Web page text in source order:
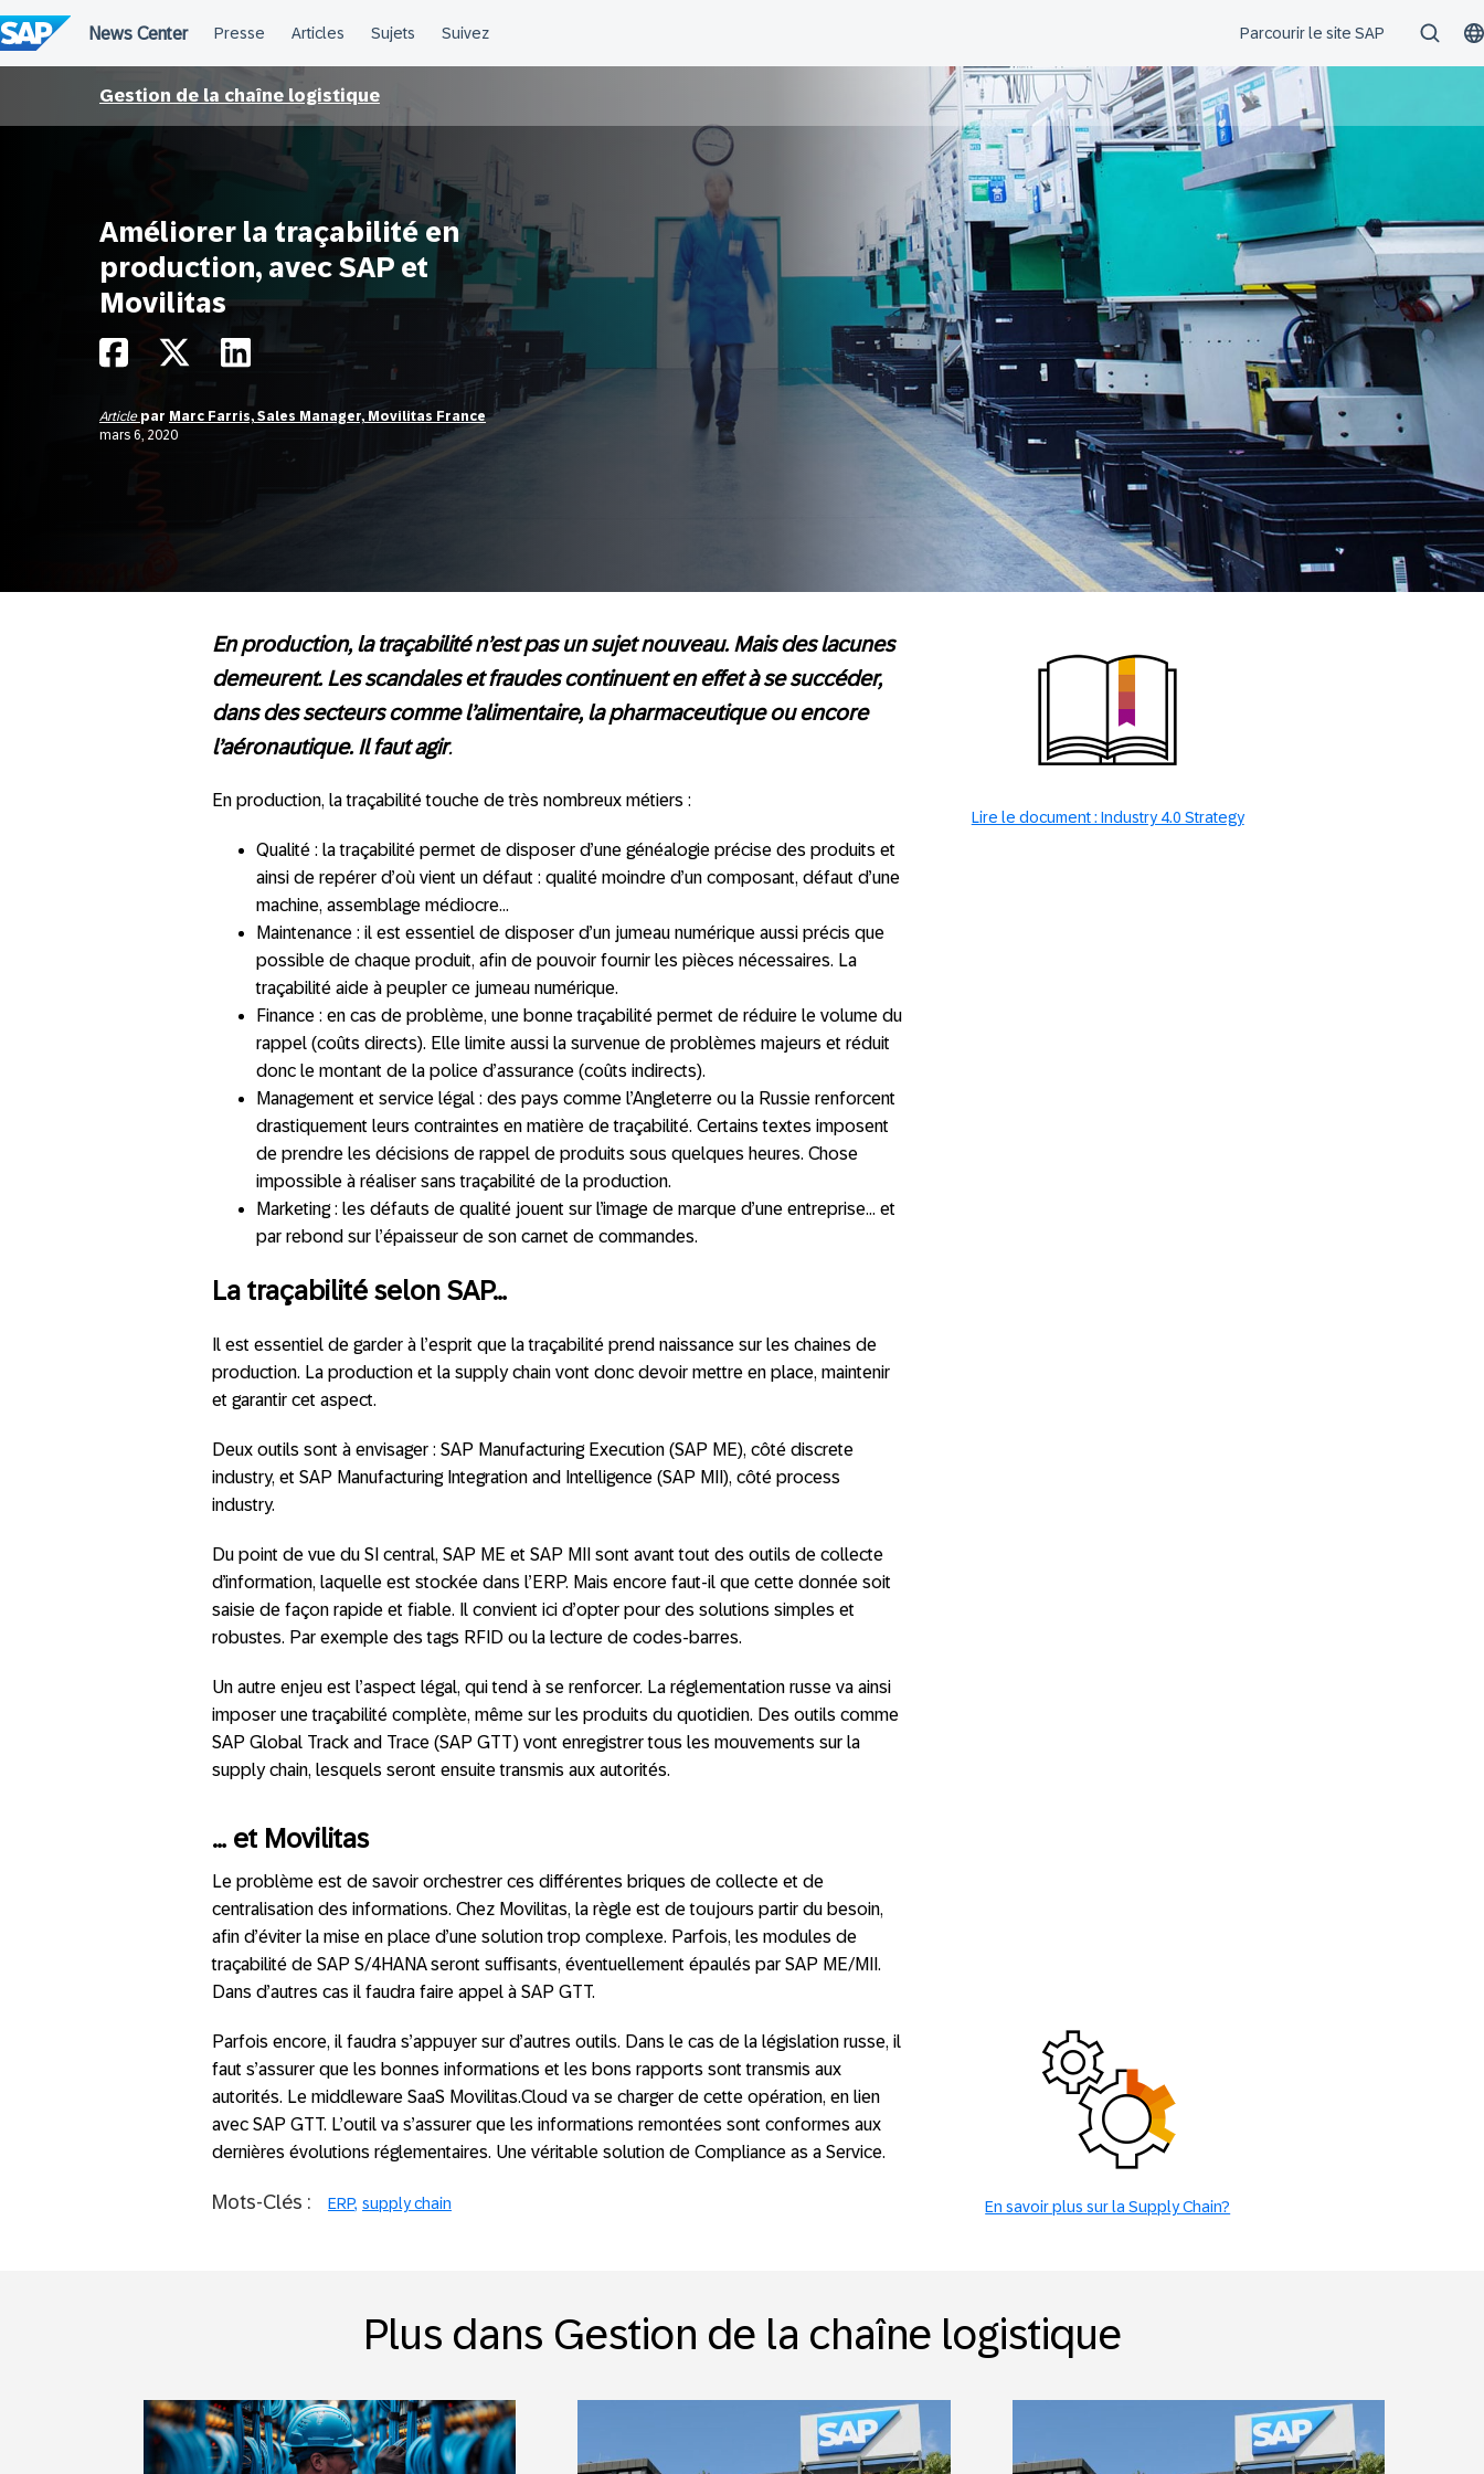
au
contenu
Gestion de la chaîne logistique
Améliorer la traçabilité en
production, avec SAP et
Movilitas
Article par Marc Farris, Sales Manager, Movilitas France
mars 6, 2020
En production, la traçabilité n’est pas un sujet nouveau. Mais des lacunes
demeurent. Les scandales et fraudes continuent en effet à se succéder,
dans des secteurs comme l’alimentaire, la pharmaceutique ou encore
l’aéronautique. Il faut agir.
En production, la traçabilité touche de très nombreux métiers :
Qualité : la traçabilité permet de disposer d’une généalogie précise des produits et
ainsi de repérer d’où vient un défaut : qualité moindre d’un composant, défaut d’une
machine, assemblage médiocre…
Maintenance : il est essentiel de disposer d’un jumeau numérique aussi précis que
possible de chaque produit, afin de pouvoir fournir les pièces nécessaires. La
traçabilité aide à peupler ce jumeau numérique.
Finance : en cas de problème, une bonne traçabilité permet de réduire le volume du
rappel (coûts directs). Elle limite aussi la survenue de problèmes majeurs et réduit
donc le montant de la police d’assurance (coûts indirects).
Management et service légal : des pays comme l’Angleterre ou la Russie renforcent
drastiquement leurs contraintes en matière de traçabilité. Certains textes imposent
de prendre les décisions de rappel de produits sous quelques heures. Chose
impossible à réaliser sans traçabilité de la production.
Marketing : les défauts de qualité jouent sur l’image de marque d’une entreprise… et
par rebond sur l’épaisseur de son carnet de commandes.
La traçabilité selon SAP…
Il est essentiel de garder à l’esprit que la traçabilité prend naissance sur les chaines de
production. La production et la supply chain vont donc devoir mettre en place, maintenir
et garantir cet aspect.
Deux outils sont à envisager : SAP Manufacturing Execution (SAP ME), côté discrete
industry, et SAP Manufacturing Integration and Intelligence (SAP MII), côté process
industry.
Du point de vue du SI central, SAP ME et SAP MII sont avant tout des outils de collecte
d’information, laquelle est stockée dans l’ERP. Mais encore faut-il que cette donnée soit
saisie de façon rapide et fiable. Il convient ici d’opter pour des solutions simples et
robustes. Par exemple des tags RFID ou la lecture de codes-barres.
Un autre enjeu est l’aspect légal, qui tend à se renforcer. La réglementation russe va ainsi
imposer une traçabilité complète, même sur les produits du quotidien. Des outils comme
SAP Global Track and Trace (SAP GTT) vont enregistrer tous les mouvements sur la
supply chain, lesquels seront ensuite transmis aux autorités.
… et Movilitas
Le problème est de savoir orchestrer ces différentes briques de collecte et de
centralisation des informations. Chez Movilitas, la règle est de toujours partir du besoin,
afin d’éviter la mise en place d’une solution trop complexe. Parfois, les modules de
traçabilité de SAP S/4HANA seront suffisants, éventuellement épaulés par SAP ME/MII.
Dans d’autres cas il faudra faire appel à SAP GTT.
Parfois encore, il faudra s’appuyer sur d’autres outils. Dans le cas de la législation russe, il
faut s’assurer que les bonnes informations et les bons rapports sont transmis aux
autorités. Le middleware SaaS Movilitas.Cloud va se charger de cette opération, en lien
avec SAP GTT. L’outil va s’assurer que les informations remontées sont conformes aux
dernières évolutions réglementaires. Une véritable solution de Compliance as a Service.
Mots-Clés : ERP supply chain
Lire le document : Industry 4.0 Strategy
En savoir plus sur la Supply Chain?
Plus dans Gestion de la chaîne logistique